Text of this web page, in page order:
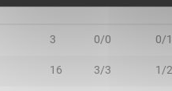
3 0/0 0/1
16 3/3 1/2